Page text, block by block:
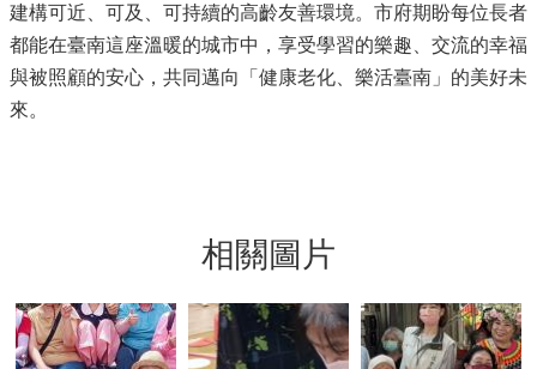
建構可近、可及、可持續的高齡友善環境。市府期盼每位長者
都能在臺南這座溫暖的城市中，享受學習的樂趣、交流的幸福
與被照顧的安心，共同邁向「健康老化、樂活臺南」的美好未
來。
相關圖片